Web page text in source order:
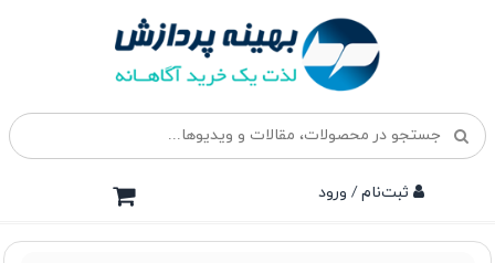
ثبت‌نام / ورود